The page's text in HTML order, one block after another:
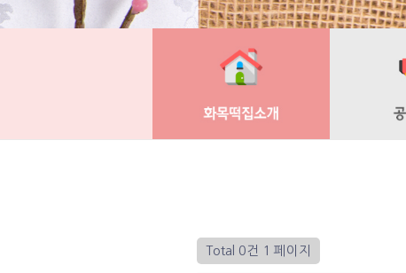
Total 0건 1 페이지